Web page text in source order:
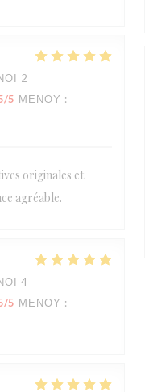
2
/5 ΜΕΝΟΎ :
originales et
agréable.
4
/5 ΜΕΝΟΎ :